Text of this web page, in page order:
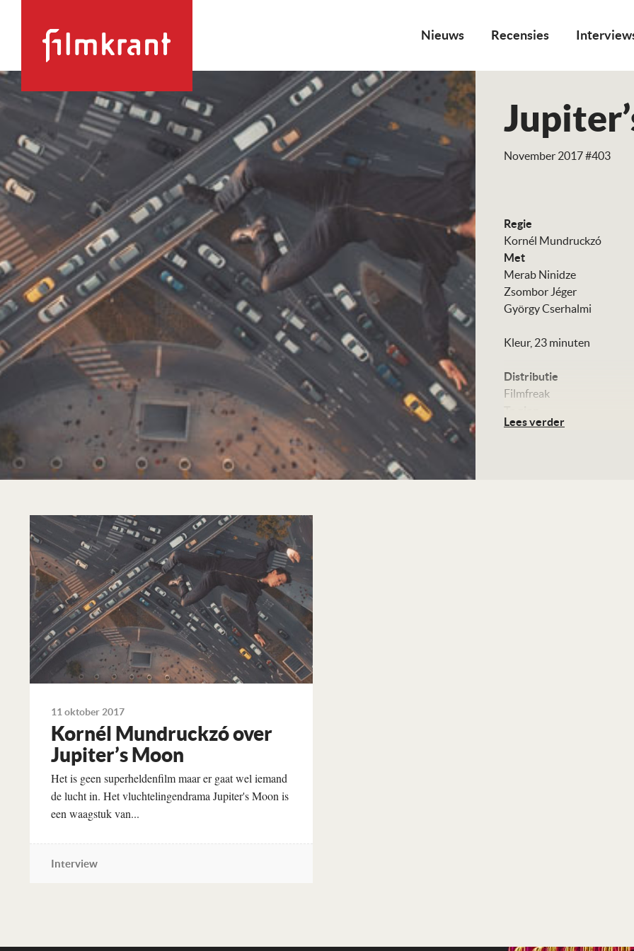
Nieuws Recensies
November 2017 #403
Regie
Kornél Mundruckzó
Met
Merab Ninidze
Zsombor Jéger
György Cserhalmi
Kleur, 23 minuten
Distributie
Filmfreak
vanaf 2 november en
Lees verder
11 oktober 2017
Kornél Mundruckzó over
Jupiter’s Moon
Het is geen superheldenfilm maar er gaat wel iemand
de lucht in. Het vluchtelingendrama Jupiter's Moon is
een waagstuk van...
Interview